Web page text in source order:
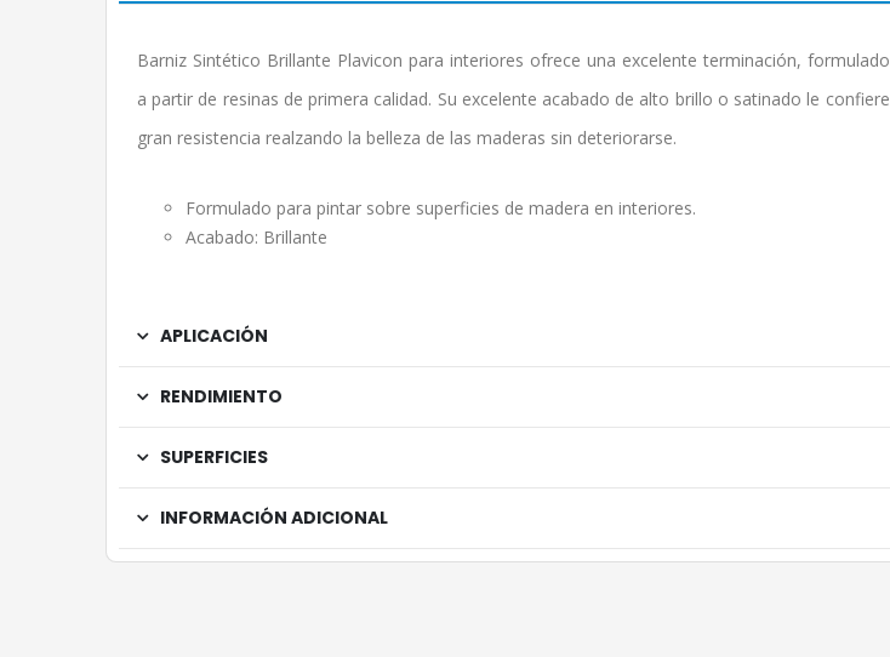
Barniz Sintético Brillante Plavicon para interiores ofrece una excelente terminación, formulado
a partir de resinas de primera calidad. Su excelente acabado de alto brillo o satinado le confiere
gran resistencia realzando la belleza de las maderas sin deteriorarse.
Formulado para pintar sobre superficies de madera en interiores.
Acabado: Brillante
APLICACIÓN
RENDIMIENTO
SUPERFICIES
INFORMACIÓN ADICIONAL